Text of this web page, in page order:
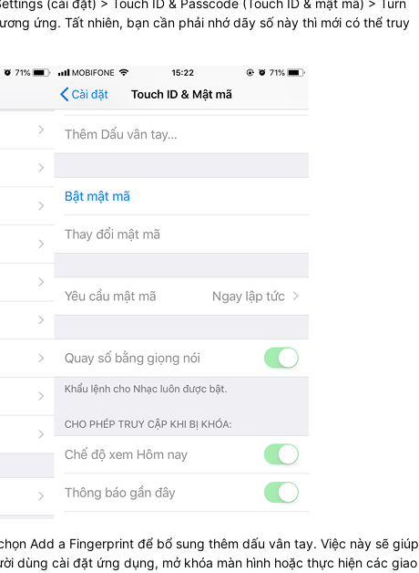
(cài đặt) > Touch ID & Passcode (Touch ID & mật mã) > Turn
ứng. Tất nhiên, bạn cần phải nhớ dãy số này thì mới có thể truy
Add a Fingerprint để bổ sung thêm dấu vân tay. Việc này sẽ giúp
dùng cài đặt ứng dụng, mở khóa màn hình hoặc thực hiện các giao